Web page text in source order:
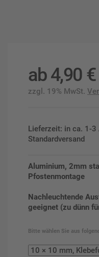
ab4,90 €
zzgl. 19% MwSt.
Lieferzeit: in ca. 1-3
Standardversand
Aluminium, 2mm
Pfostenmontage
Nachleuchtende
geeignet (zu dünn
Bitte wählen Sie aus